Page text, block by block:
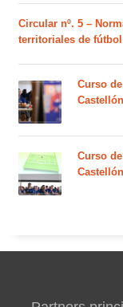
Circular nº. 5 –
territoriales de fútbol
Curso
Curso